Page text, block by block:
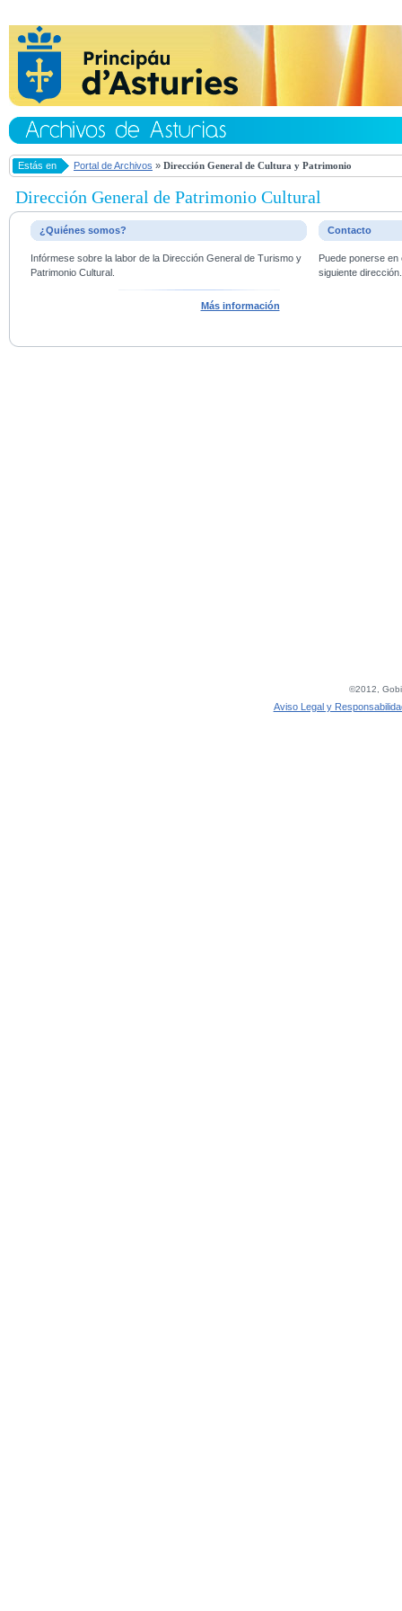
Estás en Portal de Archivos » Dirección General de Cultura y Patrimonio
Dirección General de Patrimonio Cultural
¿Quiénes somos?
Infórmese sobre la labor de la Dirección General de Turismo y
Patrimonio Cultural.
Más información
Contacto
Puede ponerse
siguiente dirección.
©2012,
Aviso Legal y